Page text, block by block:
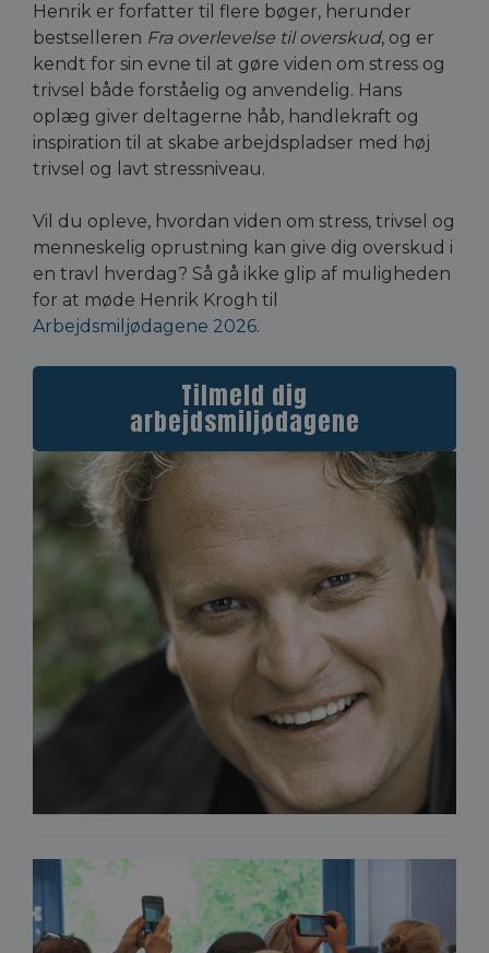
Henrik er forfatter til flere bøger, herunder
bestselleren Fra overlevelse til overskud, og er
kendt for sin evne til at gøre viden om stress og
trivsel både forståelig og anvendelig. Hans
oplæg giver deltagerne håb, handlekraft og
inspiration til at skabe arbejdspladser med høj
trivsel og lavt stressniveau.
Vil du opleve, hvordan viden om stress, trivsel og
menneskelig oprustning kan give dig overskud i
en travl hverdag? Så gå ikke glip af muligheden
for at møde Henrik Krogh til
Arbejdsmiljødagene 2026.
Tilmeld dig
arbejdsmiljødagene